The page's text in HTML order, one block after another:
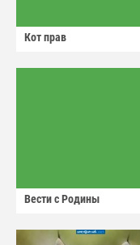
Кот прав
Вести с Родины